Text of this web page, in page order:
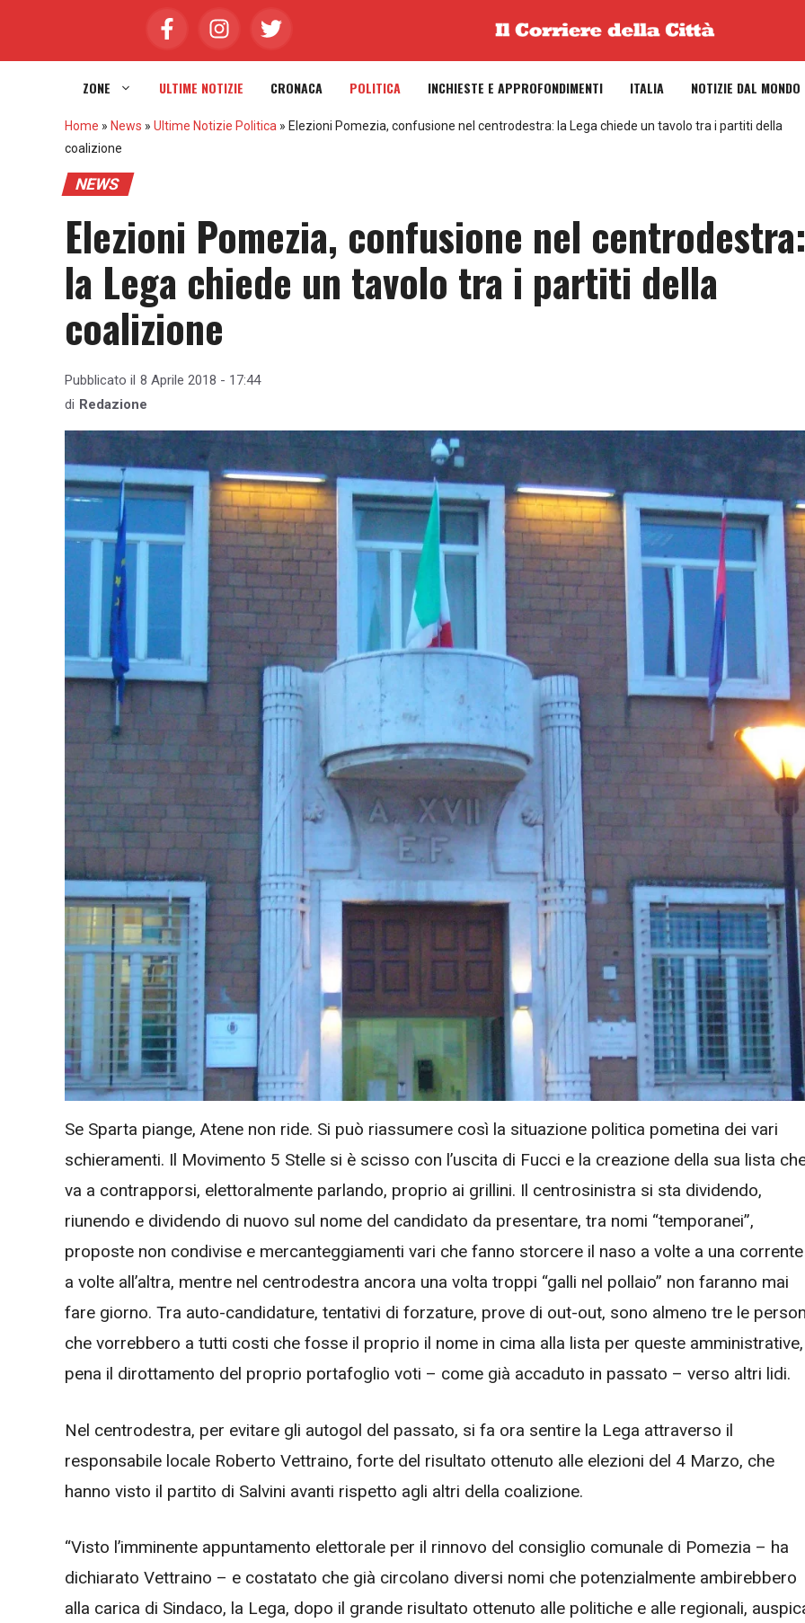
ZONE ULTIME NOTIZIE CRONACA POLITICA INCHIESTE E APPROFONDIMENTI ITALIA NOTIZIE DAL MONDO
Home » News » Ultime Notizie Politica » Elezioni Pomezia, confusione nel centrodestra: la Lega chiede un tavolo tra i partiti della
coalizione
NEWS
Elezioni Pomezia, confusione nel
la Lega chiede un tavolo tra i partiti della
coalizione
Pubblicato il 8 Aprile 2018 - 17:44
di Redazione
Se Sparta piange, Atene non ride. Si può riassumere così la situazione politica pometina dei vari
schieramenti. Il Movimento 5 Stelle si è scisso con l’uscita di Fucci e la creazione della sua lista
va a contrapporsi, elettoralmente parlando, proprio ai grillini. Il centrosinistra si sta dividendo,
riunendo e dividendo di nuovo sul nome del candidato da presentare, tra nomi “temporanei”,
proposte non condivise e mercanteggiamenti vari che fanno storcere il naso a volte a una
a volte all’altra, mentre nel centrodestra ancora una volta troppi “galli nel pollaio” non faranno mai
fare giorno. Tra auto-candidature, tentativi di forzature, prove di out-out, sono almeno tre le
che vorrebbero a tutti costi che fosse il proprio il nome in cima alla lista per queste amministrative,
pena il dirottamento del proprio portafoglio voti – come già accaduto in passato – verso altri lidi.
Nel centrodestra, per evitare gli autogol del passato, si fa ora sentire la Lega attraverso il
responsabile locale Roberto Vettraino, forte del risultato ottenuto alle elezioni del 4 Marzo, che
hanno visto il partito di Salvini avanti rispetto agli altri della coalizione.
“Visto l’imminente appuntamento elettorale per il rinnovo del consiglio comunale di Pomezia – ha
dichiarato Vettraino – e costatato che già circolano diversi nomi che potenzialmente ambirebbero
alla carica di Sindaco, la Lega, dopo il grande risultato ottenuto alle politiche e alle regionali,